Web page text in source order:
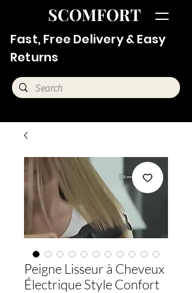
SCOMFORT
Fast, Free Delivery & Easy
Returns
Peigne Lisseur à Cheveux
Électrique Style Confort